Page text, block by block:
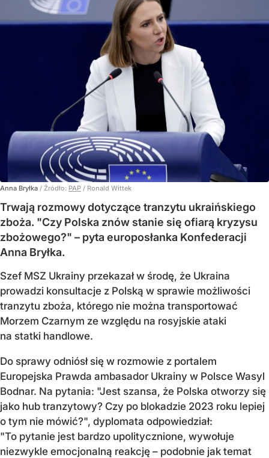
Anna Bryłka / Źródło: PAP / Ronald Wittek
Trwają rozmowy dotyczące tranzytu ukraińskiego
zboża. "Czy Polska znów stanie się ofiarą kryzysu
zbożowego?" – pyta europosłanka Konfederacji
Anna Bryłka.
Szef MSZ Ukrainy przekazał w środę, że Ukraina
prowadzi konsultacje z Polską w sprawie możliwości
tranzytu zboża, którego nie można transportować
Morzem Czarnym ze względu na rosyjskie ataki
na statki handlowe.
Do sprawy odniósł się w rozmowie z portalem
Europejska Prawda ambasador Ukrainy w Polsce Wasyl
Bodnar. Na pytania: "Jest szansa, że Polska otworzy się
jako hub tranzytowy? Czy po blokadzie 2023 roku lepiej
o tym nie mówić?", dyplomata odpowiedział:
"To pytanie jest bardzo upolitycznione, wywołuje
niezwykle emocjonalną reakcję – podobnie jak temat